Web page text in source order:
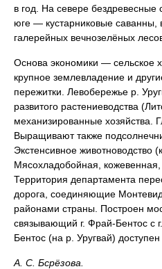
в год. На севере
юге — кустарниковые саванны,
галерейных вечнозелёных
Основа экономики — сельское
крупное землевладение и
пережитки. Левобережье р.
развитого растениеводства
механизированные хозяйства.
Выращивают также
Экстенсивное животноводство
Мясохладобойная,
Территория департамента
дорога, соединяющие
районами страны. Построен
связывающий г. Фрай-Бентос с
Бентос (на р. Уругвай)
А. С. Бсрёзова.